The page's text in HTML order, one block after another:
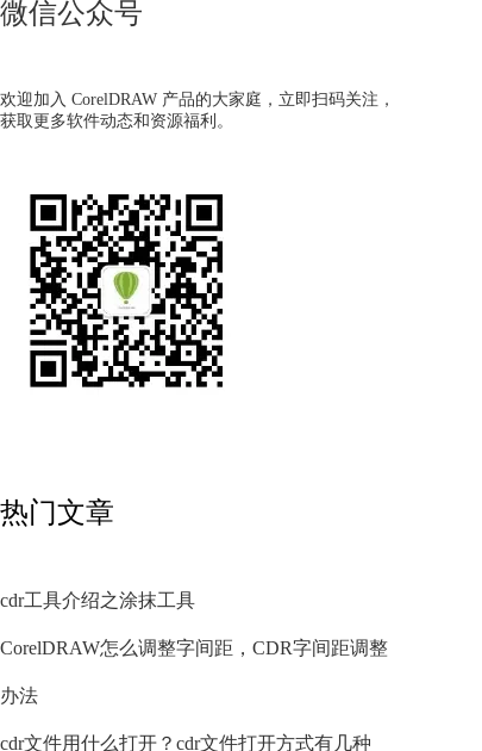
微信公众号
欢迎加入 CorelDRAW 产品的大家庭，立即扫码关注，
获取更多软件动态和资源福利。
热门文章
cdr工具介绍之涂抹工具
CorelDRAW怎么调整字间距，CDR字间距调整
办法
cdr文件用什么打开？cdr文件打开方式有几种